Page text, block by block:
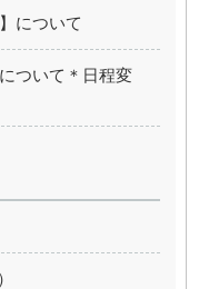
について
ついて＊日程変